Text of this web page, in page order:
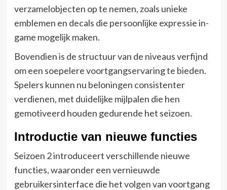
verzamelobjecten op te nemen, zoals unieke
emblemen en decals die persoonlijke expressie in-
game mogelijk maken.
Bovendien is de structuur van de niveaus verfijnd
om een soepelere voortgangservaring te bieden.
Spelers kunnen nu beloningen consistenter
verdienen, met duidelijke mijlpalen die hen
gemotiveerd houden gedurende het seizoen.
Introductie van nieuwe functies
Seizoen 2 introduceert verschillende nieuwe
functies, waaronder een vernieuwde
gebruikersinterface die het volgen van voortgang